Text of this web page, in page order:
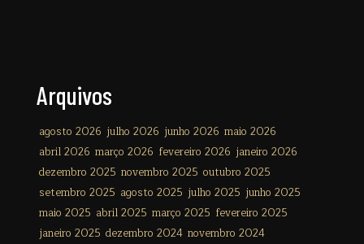
Arquivos
agosto 2026 julho 2026 junho 2026 maio 2026
abril 2026 março 2026 fevereiro 2026 janeiro 2026
dezembro 2025 novembro 2025 outubro 2025
setembro 2025 agosto 2025 julho 2025 junho 2025
maio 2025 abril 2025 março 2025 fevereiro 2025
janeiro 2025 dezembro 2024 novembro 2024